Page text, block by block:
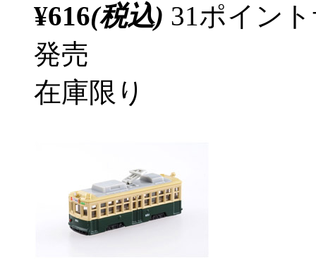
¥616(税込) 31ポイン
発売
在庫限り